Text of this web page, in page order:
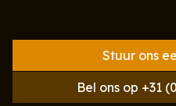
Stuur ons
Bel ons op +31